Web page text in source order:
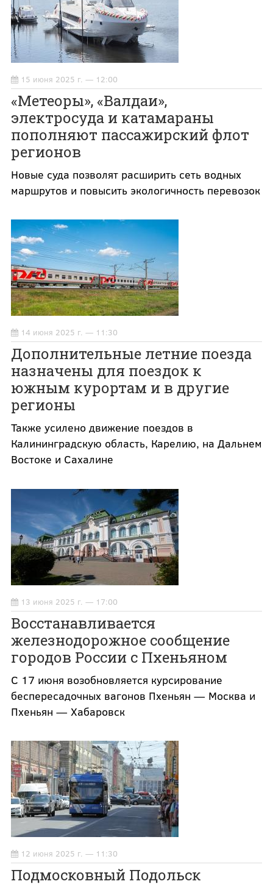
15 июня 2025 г. — 12:00
«Метеоры», «Валдаи»,
электросуда и катамараны
пополняют пассажирский флот
регионов
Новые суда позволят расширить сеть водных
маршрутов и повысить экологичность перевозок
14 июня 2025 г. — 11:30
Дополнительные летние поезда
назначены для поездок к
южным курортам и в другие
регионы
Также усилено движение поездов в
Калининградскую область, Карелию, на Дальнем
Востоке и Сахалине
13 июня 2025 г. — 17:00
Восстанавливается
железнодорожное сообщение
городов России с Пхеньяном
С 17 июня возобновляется курсирование
беспересадочных вагонов Пхеньян — Москва и
Пхеньян — Хабаровск
12 июня 2025 г. — 11:30
Подмосковный Подольск